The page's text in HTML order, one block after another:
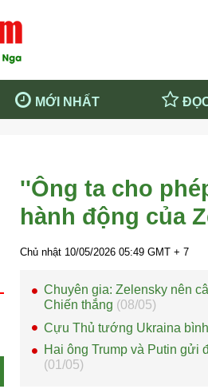
MỚI NHẤT
Thông tin nước
Khám phá
''Ông ta cho
hành động của
Chủ nhật 10/05/2026 05:49 GMT + 7
Chuyên gia: Zelensky nên
Chiến thắng (08/05)
Cựu Thủ tướng Ukraina
Hai ông Trump và Putin gửi
(01/05)